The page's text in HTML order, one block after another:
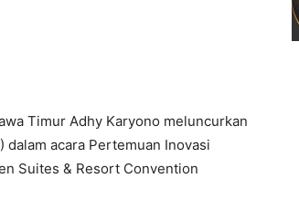
Timur Adhy Karyono meluncurkan
dalam acara Pertemuan Inovasi
Suites & Resort Convention